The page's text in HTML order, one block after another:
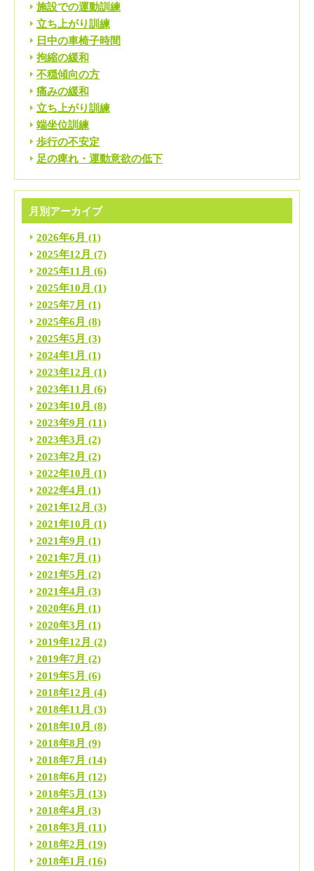
施設での運動訓練
立ち上がり訓練
日中の車椅子時間
拘縮の緩和
不穏傾向の方
痛みの緩和
立ち上がり訓練
端坐位訓練
歩行の不安定
足の痺れ・運動意欲の低下
月別アーカイブ
2026年6月 (1)
2025年12月 (7)
2025年11月 (6)
2025年10月 (1)
2025年7月 (1)
2025年6月 (8)
2025年5月 (3)
2024年1月 (1)
2023年12月 (1)
2023年11月 (6)
2023年10月 (8)
2023年9月 (11)
2023年3月 (2)
2023年2月 (2)
2022年10月 (1)
2022年4月 (1)
2021年12月 (3)
2021年10月 (1)
2021年9月 (1)
2021年7月 (1)
2021年5月 (2)
2021年4月 (3)
2020年6月 (1)
2020年3月 (1)
2019年12月 (2)
2019年7月 (2)
2019年5月 (6)
2018年12月 (4)
2018年11月 (3)
2018年10月 (8)
2018年8月 (9)
2018年7月 (14)
2018年6月 (12)
2018年5月 (13)
2018年4月 (3)
2018年3月 (11)
2018年2月 (19)
2018年1月 (16)